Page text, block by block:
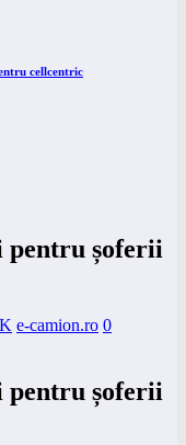
cellcentric
șoferii
e-camion.ro 0
șoferii